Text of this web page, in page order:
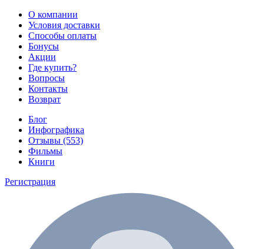
О компании
Условия доставки
Способы оплаты
Бонусы
Акции
Где купить?
Вопросы
Контакты
Возврат
Блог
Инфографика
Отзывы (553)
Фильмы
Книги
Регистрация